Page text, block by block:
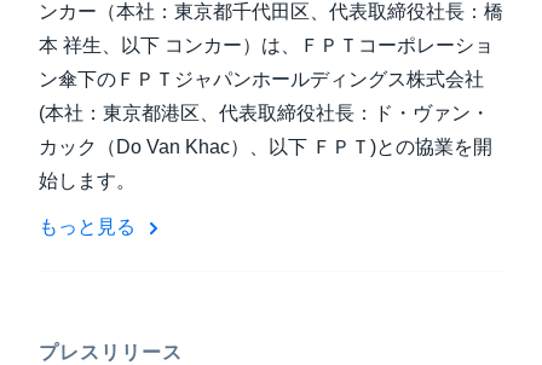
ンカー（本社：東京都千代田区、代表取締役社長：橋
本 祥生、以下 コンカー）は、ＦＰＴコーポレーショ
ン傘下のＦＰＴジャパンホールディングス株式会社
(本社：東京都港区、代表取締役社長：ド・ヴァン・
カック（Do Van Khac）、以下 ＦＰＴ)との協業を開
始します。
もっと見る
プレスリリース